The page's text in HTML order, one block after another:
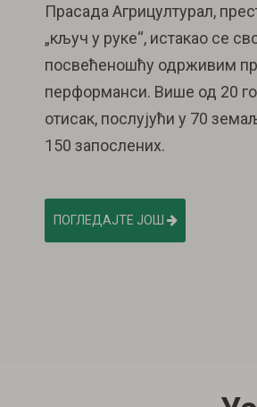
Прасада Агрицултурал,
„кључ у руке“, истакао се
посвећеношћу одрживим
перформанси. Више од 20
отисак, послујући у 70
150 запослених.
ПОГЛЕДАЈТЕ ЈОШ